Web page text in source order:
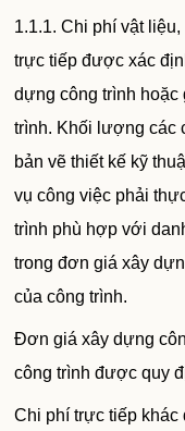
1.1.1. Chi phí vật
trực tiếp được xác
dựng công trình
trình. Khối lượng các
bản vẽ thiết kế kỹ
vụ công việc phải
trình phù hợp với
trong đơn giá xây
của công trình.
Đơn giá xây dựng
công trình được quy
Chi phí trực tiếp khác